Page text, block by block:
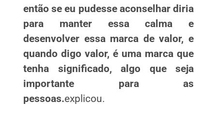
então se eu pudesse aconselhar diria
para manter essa calma e
desenvolver essa marca de valor, e
quando digo valor, é uma marca que
tenha significado, algo que seja
importante para as
pessoas.explicou.